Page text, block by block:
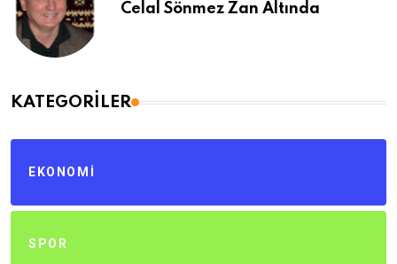
Celal Sönmez Zan Altında
KATEGORILER
EKONOMI
SPOR